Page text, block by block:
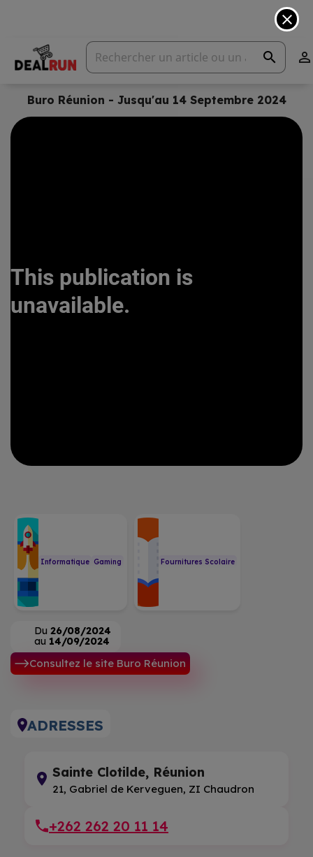
search 
close
Buro Réunion - Jusqu'au 14 Septembre 2024
Informatique Gaming Fournitures Scolaire
Du 26/08/2024
au 14/09/2024
Consultez le site Buro Réunion
ADRESSES
Sainte Clotilde, Réunion
21, Gabriel de Kerveguen, ZI Chaudron
+262 262 20 11 14